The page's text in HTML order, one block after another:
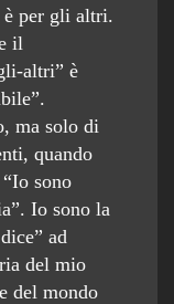
è per gli altri.
il
altri” è
ma solo di
quando
sono
Io sono la
ad
del mio
del mondo